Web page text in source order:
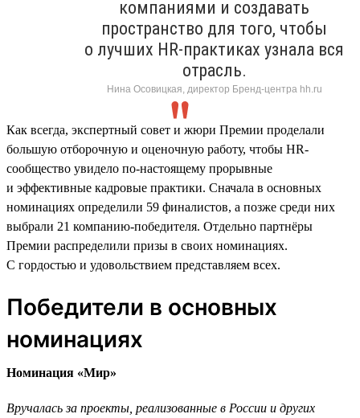
компаниями и создавать
пространство для того, чтобы
о лучших HR-практиках узнала вся
отрасль.
Нина Осовицкая, директор Бренд-центра hh.ru
Как всегда, экспертный совет и жюри Премии проделали
большую отборочную и оценочную работу, чтобы HR-
сообщество увидело по-настоящему прорывные
и эффективные кадровые практики. Сначала в основных
номинациях определили 59 финалистов, а позже среди них
выбрали 21 компанию-победителя. Отдельно партнёры
Премии распределили призы в своих номинациях.
С гордостью и удовольствием представляем всех.
Победители в основных
номинациях
Номинация «Мир»
Вручалась за проекты, реализованные в России и других